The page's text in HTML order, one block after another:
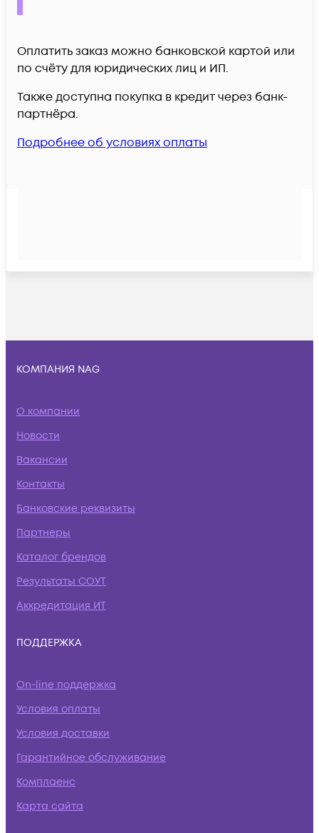
Оплатить заказ можно банковской картой или
по счёту для юридических лиц и ИП.
Также доступна покупка в кредит через банк-
партнёра.
Подробнее об условиях оплаты
КОМПАНИЯ NAG
О компании
Новости
Вакансии
Контакты
Банковские реквизиты
Партнеры
Каталог брендов
Результаты СОУТ
Аккредитация ИТ
ПОДДЕРЖКА
On-line поддержка
Условия оплаты
Условия доставки
Гарантийное обслуживание
Комплаенс
Карта сайта